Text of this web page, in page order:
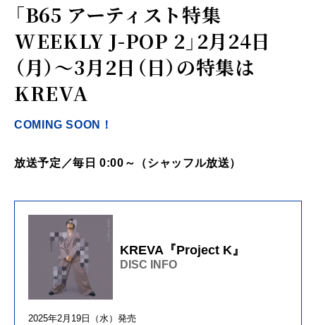
「B65 アーティスト特集
WEEKLY J-POP 2」2月24日
（月）～3月2日（日）の特集は
KREVA
COMING SOON！
放送予定／毎日 0:00～（シャッフル放送）
KREVA『Project K』
DISC INFO
2025年2月19日（水）発売